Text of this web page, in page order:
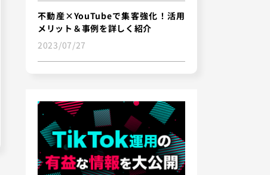
不動産×YouTubeで集客強化！活用
メリット＆事例を詳しく紹介
2023/07/27